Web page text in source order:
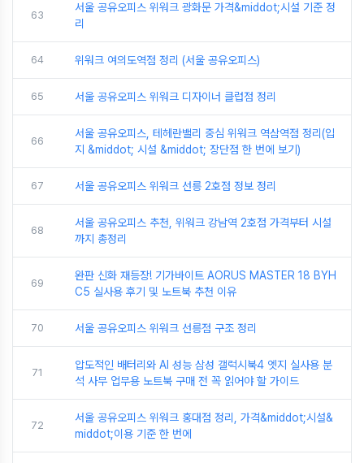
63
서울 공유오피스 위워크 광화문 가격&middot;시설 기준 정
리
64 위워크 여의도역점 정리 (서울 공유오피스)
65 서울 공유오피스 위워크 디자이너 클럽점 정리
66
서울 공유오피스, 테헤란밸리 중심 위워크 역삼역점 정리(입
지 &middot; 시설 &middot; 장단점 한 번에 보기)
67 서울 공유오피스 위워크 선릉 2호점 정보 정리
68
서울 공유오피스 추천, 위워크 강남역 2호점 가격부터 시설
까지 총정리
69
완판 신화 재등장! 기가바이트 AORUS MASTER 18 BYH
C5 실사용 후기 및 노트북 추천 이유
70 서울 공유오피스 위워크 선릉점 구조 정리
71
압도적인 배터리와 AI 성능 삼성 갤럭시북4 엣지 실사용 분
석 사무 업무용 노트북 구매 전 꼭 읽어야 할 가이드
72
서울 공유오피스 위워크 홍대점 정리, 가격&middot;시설&
middot;이용 기준 한 번에